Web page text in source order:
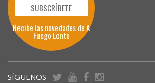
SUBSCRÍBETE
Recibe las novedades de A